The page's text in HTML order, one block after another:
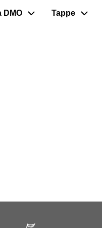
DMO Tappe